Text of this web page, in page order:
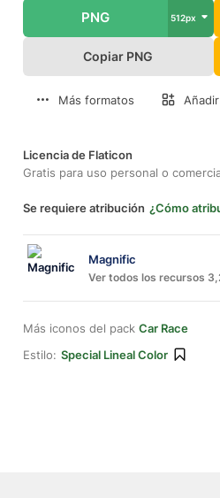
PNG 512px
Copiar PNG
Más formatos
Licencia de Flaticon
Gratis para uso personal o
Se requiere atribución ¿Cómo
Magnific
Ver todos los recursos
Más iconos del pack Car Race
Estilo: Special Lineal Color